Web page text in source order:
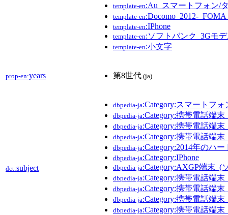
template-en:Au_スマートフォン/
template-en:Docomo_2012-
template-en:IPhone
template-en:ソフトバンク_3Gモ
template-en:小文字
prop-en:years 第8世代 (ja)
dct:subject
dbpedia-ja:Category:スマートフォ
dbpedia-ja:Category:携帯電話端末
dbpedia-ja:Category:携帯電話端
dbpedia-ja:Category:携帯電話端
dbpedia-ja:Category:2014年のハ
dbpedia-ja:Category:IPhone
dbpedia-ja:Category:AXGP端末_(
dbpedia-ja:Category:携帯電話端
dbpedia-ja:Category:携帯電話端
dbpedia-ja:Category:携帯電話端末
dbpedia-ja:Category:携帯電話端末